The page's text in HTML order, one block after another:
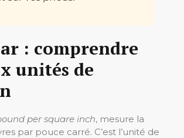
: comprendre
unités de
per square inch, mesure la
par pouce carré. C’est l’unité de